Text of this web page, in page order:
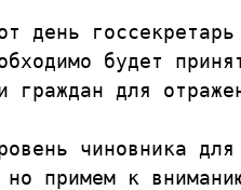
день
будет
граждан для
чиновника
примем к